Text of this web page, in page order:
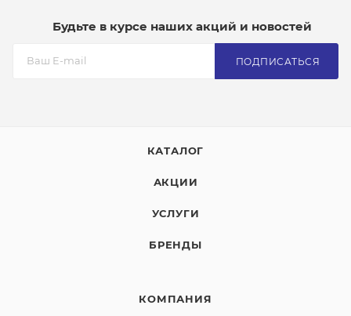
Будьте в курсе наших акций и новостей
ПОДПИСАТЬСЯ
КАТАЛОГ
АКЦИИ
УСЛУГИ
БРЕНДЫ
КОМПАНИЯ